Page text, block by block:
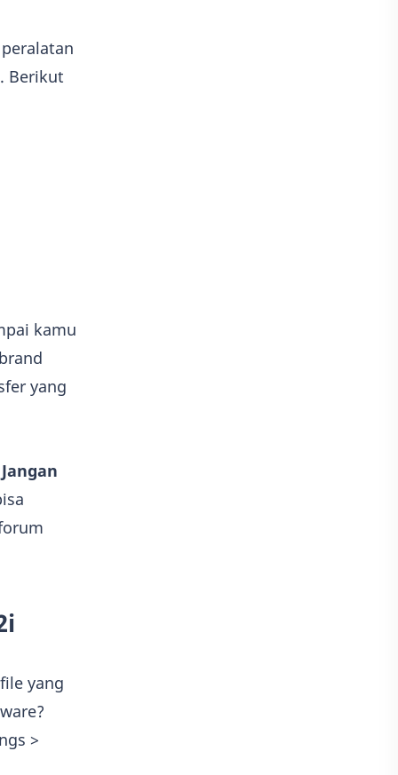
Berikut
kamu
yang
Jangan
yang
>